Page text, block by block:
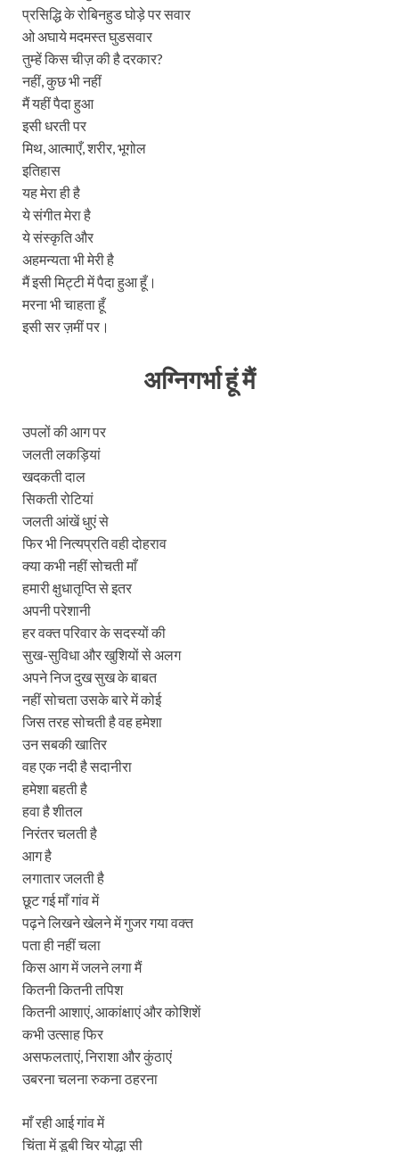
प्रसिद्धि के रोबिनहुड घोड़े पर सवार
ओ अघाये मदमस्त घुडसवार
तुम्हें किस चीज़ की है दरकार?
नहीं, कुछ भी नहीं
मैं यहीं पैदा हुआ
इसी धरती पर
मिथ, आत्माएँ, शरीर, भूगोल
इतिहास
यह मेरा ही है
ये संगीत मेरा है
ये संस्कृति और
अहमन्यता भी मेरी है
मैं इसी मिट्टी में पैदा हुआ हूँ।
मरना भी चाहता हूँ
इसी सर ज़मीं पर।
अग्निगर्भा हूं मैं
उपलों की आग पर
जलती लकड़ियां
खदकती दाल
सिकती रोटियां
जलती आंखें धुएं से
फिर भी नित्यप्रति वही दोहराव
क्या कभी नहीं सोचती माँ
हमारी क्षुधातृप्ति से इतर
अपनी परेशानी
हर वक्त परिवार के सदस्यों की
सुख-सुविधा और खुशियों से अलग
अपने निज दुख सुख के बाबत
नहीं सोचता उसके बारे में कोई
जिस तरह सोचती है वह हमेशा
उन सबकी खातिर
वह एक नदी है सदानीरा
हमेशा बहती है
हवा है शीतल
निरंतर चलती है
आग है
लगातार जलती है
छूट गई माँ गांव में
पढ़ने लिखने खेलने में गुजर गया वक्त
पता ही नहीं चला
किस आग में जलने लगा मैं
कितनी कितनी तपिश
कितनी आशाएं, आकांक्षाएं और कोशिशें
कभी उत्साह फिर
असफलताएं, निराशा और कुंठाएं
उबरना चलना रुकना ठहरना
माँ रही आई गांव में
चिंता में डूबी चिर योद्धा सी